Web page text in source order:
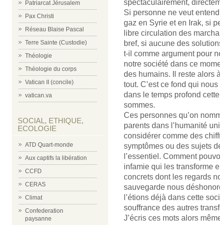
Patriarcat Jérusalem
Pax Christi
Réseau Blaise Pascal
Terre Sainte (Custodie)
Théologie
Théologie du corps
Vatican II (concile)
vatican.va
SOCIAL, ETHIQUE,
ECOLOGIE
ATD Quart-monde
Aux captifs la libération
CCFD
CERAS
Climat
Confederation
paysanne
spectaculairement,
Si personne ne veut
gaz en Syrie et en Irak, si
libre circulation des
bref, si aucune des
t-il comme argument pour
notre société dans ce
des humains. Il reste alors
tout. C’est ce fond qui
dans le temps profond
sommes.
Ces personnes qu’on
parents dans l’humanité
considérer comme des
symptômes ou des sujets
l’essentiel. Comment
infamie qui les transforme
concrets dont les regards
sauvegarde nous
l’étions déjà dans cette
souffrance des autres
J’écris ces mots alors